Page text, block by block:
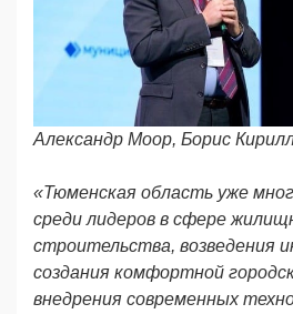
Александр Моор, Борис
«Тюменская область уже
среди лидеров в сфере
строительства, возведения
создания комфортной
внедрения современных